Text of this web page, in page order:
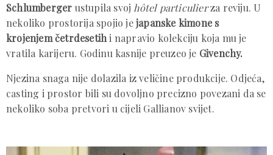
Schlumberger ustupila svoj hôtel particulierza reviju. U
nekoliko prostorija spojio jejapanske kimone s
krojenjem četrdesetihi napravio kolekciju koja mu je
vratila karijeru. Godinu kasnije preuzeo je Givenchy.
Njezina snaga nije dolazila iz veličine produkcije. Odjeća,
casting i prostor bili su dovoljno precizno povezani da se
nekoliko soba pretvori u cijeli Gallianov svijet.